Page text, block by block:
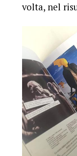
volta, nel